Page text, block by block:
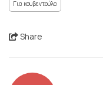
Για κουβεντούλα
Share